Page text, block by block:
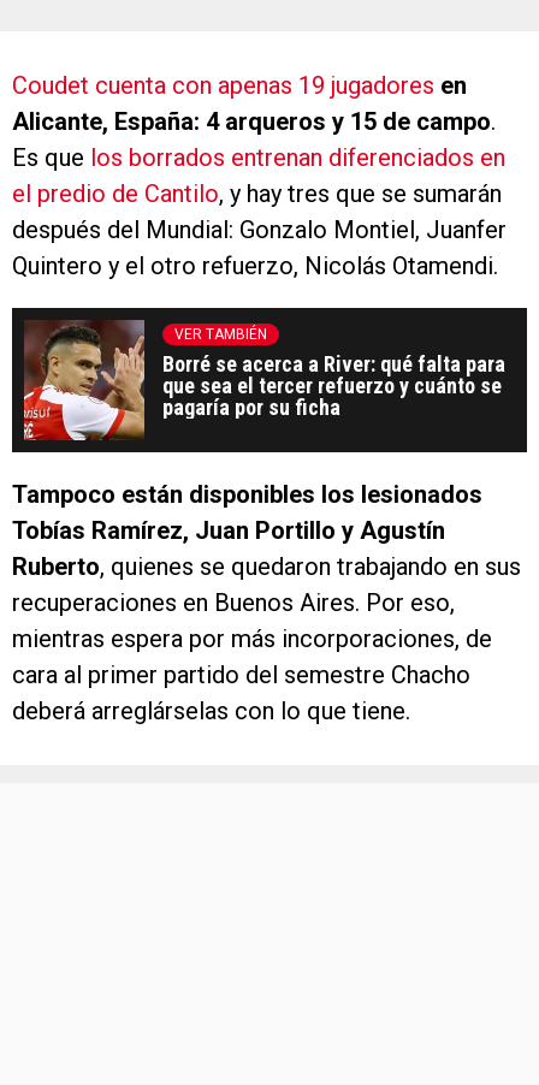
Coudet cuenta con apenas 19 jugadores en
Alicante, España: 4 arqueros y 15 de campo.
Es que los borrados entrenan diferenciados en
el predio de Cantilo, y hay tres que se sumarán
después del Mundial: Gonzalo Montiel, Juanfer
Quintero y el otro refuerzo, Nicolás Otamendi.
VER TAMBIÉN
Borré se acerca a River: qué falta para
que sea el tercer refuerzo y cuánto se
pagaría por su ficha
Tampoco están disponibles los lesionados
Tobías Ramírez, Juan Portillo y Agustín
Ruberto, quienes se quedaron trabajando en sus
recuperaciones en Buenos Aires. Por eso,
mientras espera por más incorporaciones, de
cara al primer partido del semestre Chacho
deberá arreglárselas con lo que tiene.